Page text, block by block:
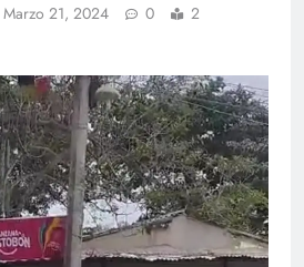
Marzo 21, 2024 0
2